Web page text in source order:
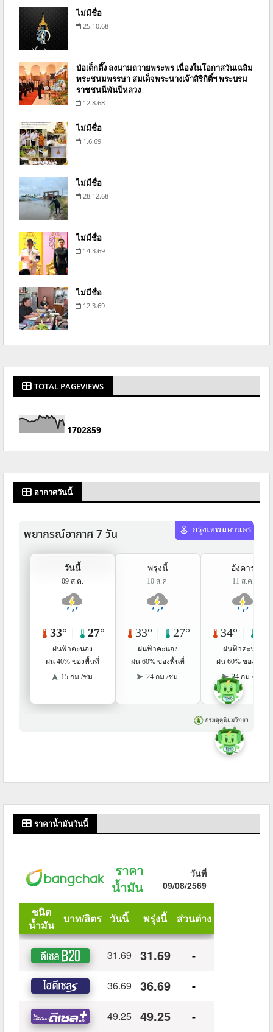
ไม่มีชื่อ
25.10.68
ป่อเต็กตึ๊ง ลงนามถวายพระพร เนื่องในโอกาสวันเฉลิม
พระชนมพรรษา สมเด็จพระนางเจ้าสิริกิติ์ฯ พระบรม
ราชชนนีพันปีหลวง
12.8.68
ไม่มีชื่อ
1.6.69
ไม่มีชื่อ
28.12.68
ไม่มีชื่อ
14.3.69
ไม่มีชื่อ
12.3.69
TOTAL PAGEVIEWS
1702859
อากาศวันนี้
ราคาน้ำมันวันนี้